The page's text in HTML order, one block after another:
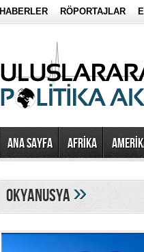
HABERLER RÖPORTAJLAR
Ana Sayfa AFRİKA
OKYANUSYA»